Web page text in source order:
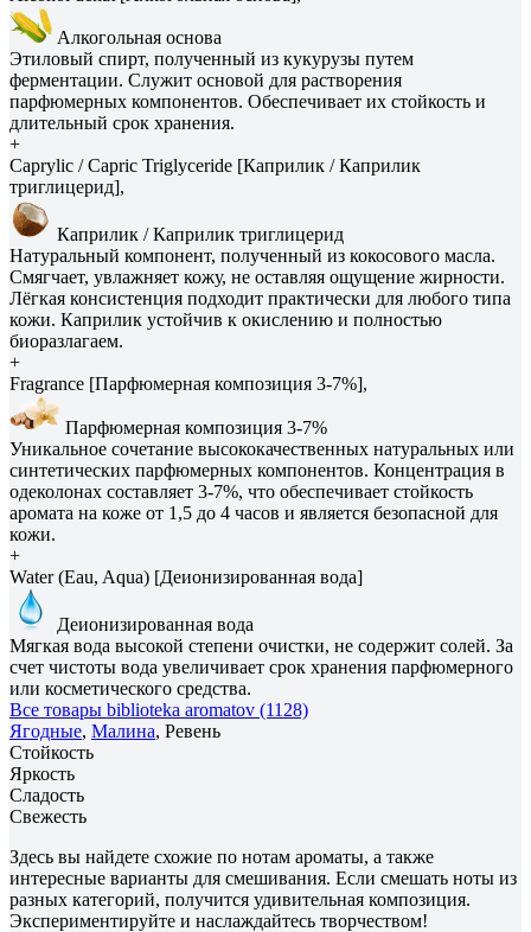
Алкогольная основа
Этиловый спирт, полученный из кукурузы путем
ферментации. Служит основой для растворения
парфюмерных компонентов. Обеспечивает их стойкость и
длительный срок хранения.
+
Caprylic / Capric Triglyceride [Каприлик / Каприлик
триглицерид],
Каприлик / Каприлик триглицерид
Натуральный компонент, полученный из кокосового масла.
Смягчает, увлажняет кожу, не оставляя ощущение жирности.
Лёгкая консистенция подходит практически для любого типа
кожи. Каприлик устойчив к окислению и полностью
биоразлагаем.
+
Fragrance [Парфюмерная композиция 3-7%],
Парфюмерная композиция 3-7%
Уникальное сочетание высококачественных натуральных или
синтетических парфюмерных компонентов. Концентрация в
одеколонах составляет 3-7%, что обеспечивает стойкость
аромата на коже от 1,5 до 4 часов и является безопасной для
кожи.
+
Water (Eau, Aqua) [Деионизированная вода]
Деионизированная вода
Мягкая вода высокой степени очистки, не содержит солей. За
счет чистоты вода увеличивает срок хранения парфюмерного
или косметического средства.
Все товары biblioteka aromatov (1128)
Ягодные, Малина, Ревень
Стойкость
Яркость
Сладость
Свежесть
Здесь вы найдете схожие по нотам ароматы, а также
интересные варианты для смешивания. Если смешать ноты из
разных категорий, получится удивительная композиция.
Экспериментируйте и наслаждайтесь творчеством!